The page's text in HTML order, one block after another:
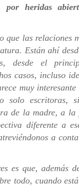
por heridas
que las relaciones
Están ahí
desde el
casos, incluso
muy
solo escritoras,
de la madre, a
diferente a
a
es que, además
todo, cuando